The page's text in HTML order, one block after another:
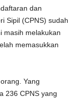
dan
Sipil (CPNS) sudah
masih melakukan
memasukkan
Yang
236 CPNS yang